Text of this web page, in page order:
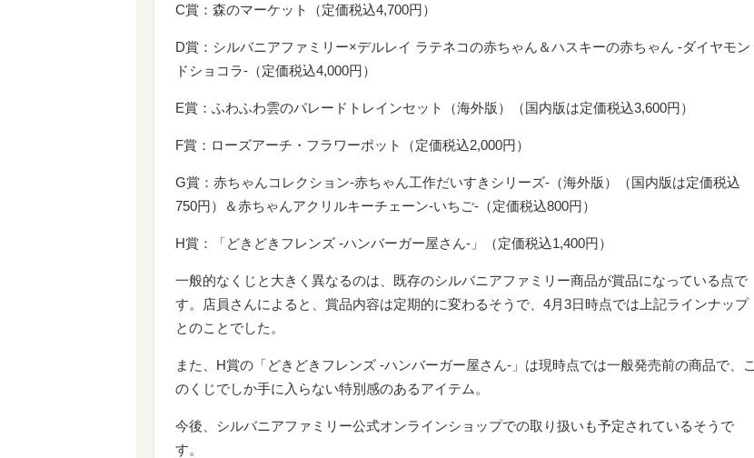
C賞：森のマーケット（定価税込4,700円）
D賞：シルバニアファミリー×デルレイ ラテネコの赤ちゃん＆ハスキーの赤ちゃん -ダイヤモン
ドショコラ-（定価税込4,000円）
E賞：ふわふわ雲のパレードトレインセット（海外版）（国内版は定価税込3,600円）
F賞：ローズアーチ・フラワーポット（定価税込2,000円）
G賞：赤ちゃんコレクション-赤ちゃん工作だいすきシリーズ-（海外版）（国内版は定価税込
750円）＆赤ちゃんアクリルキーチェーン-いちご-（定価税込800円）
H賞：「どきどきフレンズ -ハンバーガー屋さん-」（定価税込1,400円）
一般的なくじと大きく異なるのは、既存のシルバニアファミリー商品が賞品になっている点で
す。店員さんによると、賞品内容は定期的に変わるそうで、4月3日時点では上記ラインナップ
とのことでした。
また、H賞の「どきどきフレンズ -ハンバーガー屋さん-」は現時点では一般発売前の商品で、こ
のくじでしか手に入らない特別感のあるアイテム。
今後、シルバニアファミリー公式オンラインショップでの取り扱いも予定されているそうで
す。